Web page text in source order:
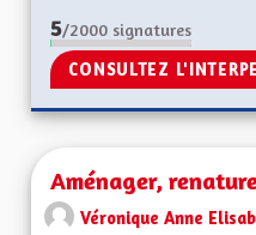
5/2000 signatures
CONSULTEZ
Aménager,
Véronique Anne